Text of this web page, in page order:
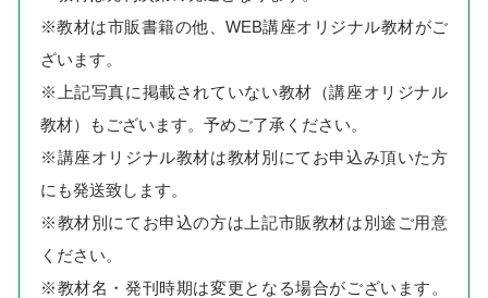
※教材は市販書籍の他、WEB講座オリジナル教材がご
ざいます。
※上記写真に掲載されていない教材（講座オリジナル
教材）もございます。予めご了承ください。
※講座オリジナル教材は教材別にてお申込み頂いた方
にも発送致します。
※教材別にてお申込の方は上記市販教材は別途ご用意
ください。
※教材名・発刊時期は変更となる場合がございます。